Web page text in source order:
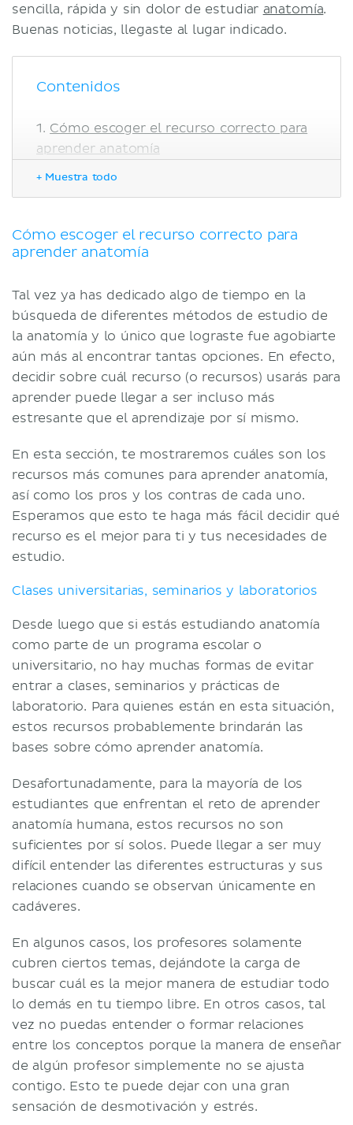
sencilla, rápida y sin dolor de estudiar anatomía.
Buenas noticias, llegaste al lugar indicado.
Contenidos
Cómo escoger el recurso correcto para
aprender anatomía
Aprender anatomía en línea
Métodos específicos de estudio de la
Videos
Cuestionarios
Tarjetas de estudio (flashcards)
Artículos
Tips para estudiar anatomía y
estrategias de aprendizaje
Hojas de trabajo de anatomía
Libros o páginas para colorear
Recuerdo activo
Palacio de la memoria
Grupos de estudio
Mapas mentales
Herramientas de anatomía en 3D
Tips generales para aprender
anatomía
Carreras en anatomía
Anatomía para estudiantes de
medicina
Anatomía para estudiantes de
fisioterapia
enfermería
Bibliografía
+ Muestra todo
Cómo escoger el recurso correcto para
aprender anatomía
Tal vez ya has dedicado algo de tiempo en la
búsqueda de diferentes métodos de estudio de
la anatomía y lo único que lograste fue agobiarte
aún más al encontrar tantas opciones. En efecto,
decidir sobre cuál recurso (o recursos) usarás para
aprender puede llegar a ser incluso más
estresante que el aprendizaje por sí mismo.
En esta sección, te mostraremos cuáles son los
recursos más comunes para aprender anatomía,
así como los pros y los contras de cada uno.
Esperamos que esto te haga más fácil decidir qué
recurso es el mejor para ti y tus necesidades de
estudio.
Clases universitarias, seminarios y laboratorios
Desde luego que si estás estudiando anatomía
como parte de un programa escolar o
universitario, no hay muchas formas de evitar
entrar a clases, seminarios y prácticas de
laboratorio. Para quienes están en esta situación,
estos recursos probablemente brindarán las
bases sobre cómo aprender anatomía.
Desafortunadamente, para la mayoría de los
estudiantes que enfrentan el reto de aprender
anatomía humana, estos recursos no son
suficientes por sí solos. Puede llegar a ser muy
difícil entender las diferentes estructuras y sus
relaciones cuando se observan únicamente en
cadáveres.
En algunos casos, los profesores solamente
cubren ciertos temas, dejándote la carga de
buscar cuál es la mejor manera de estudiar todo
lo demás en tu tiempo libre. En otros casos, tal
vez no puedas entender o formar relaciones
entre los conceptos porque la manera de enseñar
de algún profesor simplemente no se ajusta
contigo. Esto te puede dejar con una gran
sensación de desmotivación y estrés.